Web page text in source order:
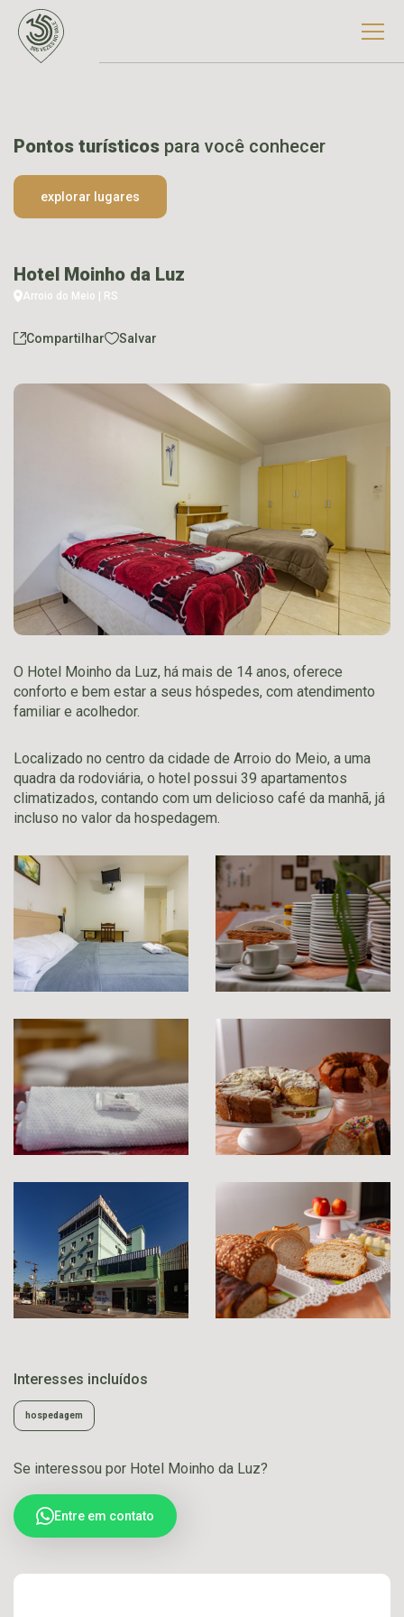
Pontos turísticos para você conhecer
explorar lugares
Hotel Moinho da Luz
Arroio do Meio | RS
Compartilhar Salvar
O Hotel Moinho da Luz, há mais de 14 anos, oferece
conforto e bem estar a seus hóspedes, com atendimento
familiar e acolhedor.
Localizado no centro da cidade de Arroio do Meio, a uma
quadra da rodoviária, o hotel possui 39 apartamentos
climatizados, contando com um delicioso café da manhã, já
incluso no valor da hospedagem.
Interesses incluídos
hospedagem
Se interessou por Hotel Moinho da Luz?
Entre em contato